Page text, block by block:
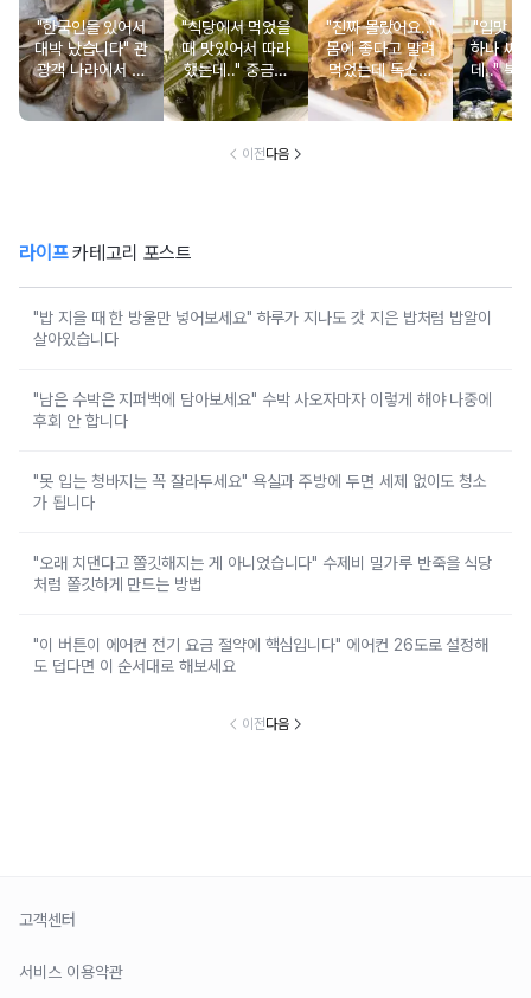
"한국인들 있어서
대박 났습니다" 관
광객 나라에서 남
녀노소 보양식처
럼 먹는 음식
"식당에서 먹었을
때 맛있어서 따라
했는데.." 중금속
싹 다 빠질 줄 몰
랐어요
"진짜 몰랐어요.."
몸에 좋다고 말려
먹었는데 독소를
먹고 있었던 의외
의 음식
"입맛 없
하나 싸
데.." 북
외로 안
건
이전다음
라이프카테고리 포스트
"밥 지을 때 한 방울만 넣어보세요" 하루가 지나도 갓 지은 밥처럼 밥알이
살아있습니다
"남은 수박은 지퍼백에 담아보세요" 수박 사오자마자 이렇게 해야 나중에
후회 안 합니다
"못 입는 청바지는 꼭 잘라두세요" 욕실과 주방에 두면 세제 없이도 청소
가 됩니다
"오래 치댄다고 쫄깃해지는 게 아니었습니다" 수제비 밀가루 반죽을 식당
처럼 쫄깃하게 만드는 방법
"이 버튼이 에어컨 전기 요금 절약에 핵심입니다" 에어컨 26도로 설정해
도 덥다면 이 순서대로 해보세요
이전다음
고객센터
서비스 이용약관